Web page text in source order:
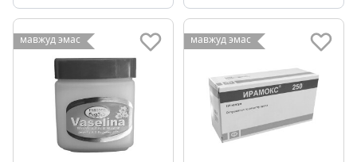
мавжуд эмас мавжуд эмас